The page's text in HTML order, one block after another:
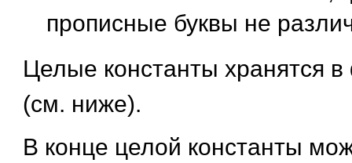
прописные буквы не
Целые константы хранятся
(см. ниже).
В конце целой константы